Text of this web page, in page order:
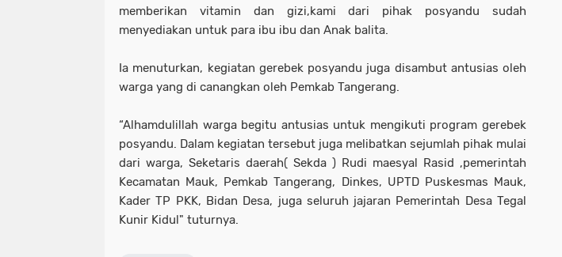
memberikan vitamin dan gizi,kami dari pihak posyandu sudah
menyediakan untuk para ibu ibu dan Anak balita.
Ia menuturkan, kegiatan gerebek posyandu juga disambut antusias oleh
warga yang di canangkan oleh Pemkab Tangerang.
“Alhamdulillah warga begitu antusias untuk mengikuti program gerebek
posyandu. Dalam kegiatan tersebut juga melibatkan sejumlah pihak mulai
dari warga, Seketaris daerah( Sekda ) Rudi maesyal Rasid ,pemerintah
Kecamatan Mauk, Pemkab Tangerang, Dinkes, UPTD Puskesmas Mauk,
Kader TP PKK, Bidan Desa, juga seluruh jajaran Pemerintah Desa Tegal
Kunir Kidul" tuturnya.